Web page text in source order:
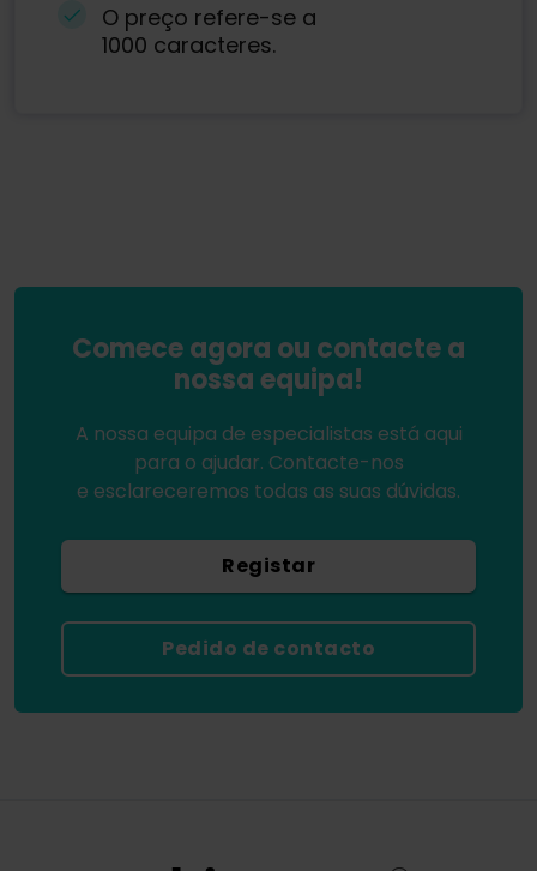
O preço refere-se a
1000 caracteres.
Comece agora ou contacte a
nossa equipa!
A nossa equipa de especialistas está aqui
para o ajudar. Contacte-nos
e esclareceremos todas as suas dúvidas.
Registar
Pedido de contacto